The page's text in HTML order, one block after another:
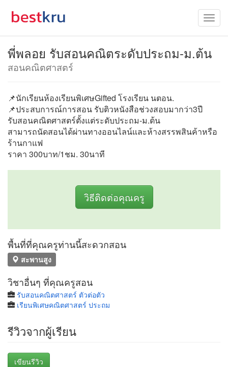
พี่พลอย รับสอนคณิตระดับประถม-ม.ต้น
สอนคณิตศาสตร์
📌นักเรียนห้องเรียนพิเศษGifted โรงเรียน นตอน.
📌ประสบการณ์การสอน รับติวหนังสือช่วงสอบมากว่า3ปี
รับสอนคณิตศาสตร์ตั้งแต่ระดับประถม-ม.ต้น
สามารถนัดสอนได้ผ่านทางออนไลน์และห้างสรรพสินค้าหรือ
ร้านกาแฟ
ราคา 300บาท/1ชม. 30นาที
วิธีติดต่อคุณครู
พื้นที่ที่คุณครูท่านนี้สะดวกสอน
สะพานสูง
วิชาอื่นๆ ที่คุณครูสอน
รับสอนคณิตศาสตร์ ตัวต่อตัว
เรียนพิเศษคณิตศาสตร์ ประถม
รีวิวจากผู้เรียน
เขียนรีวิว